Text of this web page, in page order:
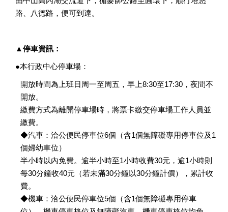
路、八德路，便可到達。
▲停車資訊：
●本行政中心停車場：
開放時間為上班日周一至周五，早上8:30至17:30，夜間不
開放。
繳費方式為離開停車場時，將票卡繳交停車場工作人員並
繳費。
◆汽車：洽公便民停車位6個（含1個無障礙專用停車位及1
個婦幼車位）
半小時以內免費。逾半小時至1小時收費30元，逾1小時則
每30分鐘收40元（若未滿30分鐘以30分鐘計價），累計收
費。
◆機車：洽公便民停車位5個（含1個無障礙專用停車